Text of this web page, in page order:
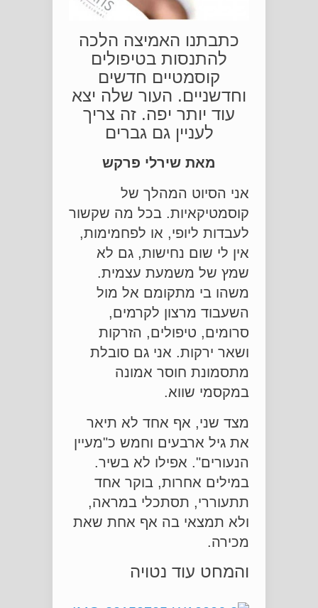
כתבתנו האמיצה הלכה
להתנסות בטיפולים
קוסמטיים חדשים
וחדשניים. העור שלה יצא
עוד יותר יפה. זה צריך
לעניין גם גברים
מאת שירלי פרקש
אני הסיוט המהלך של
קוסמטיקאיות. בכל מה שקשור
לעבדות ליופי, או לפחמימות,
אין לי שום נחישות, גם לא
שמץ של משמעת עצמית.
משהו בי מתקומם אל מול
השעבוד מרצון לקרמים,
סרומים, טיפולים, הזרקות
ושאר ירקות. אני גם סובלת
מתסמונת חוסר אמונה
במקסמי שווא.
מצד שני, אף אחד לא תיאר
את גיל ארבעים וחמש כ"מעיין
הנעורים". אפילו לא בשיר.
במילים אחרות, בוקר אחד
תתעוררי, תסתכלי במראה,
ולא תמצאי בה אף אחת שאת
מכירה.
והמחט עוד נטויה